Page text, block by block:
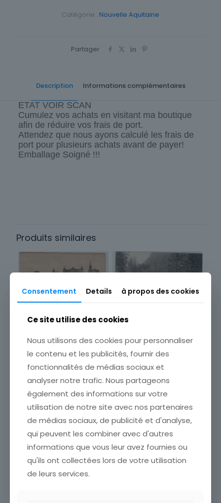
Catégorie : Nouvelle Aquitaine
Partager
Description Informations complémentaires
ETAT VOIR SCAN
Cumulez vos achats en visitant ma boutique
afin de réduire vos frais de port.
Attendez que nous ayons calculé les frais de
port pour plusieurs achats avant de payer!
Emballage Soigné !!!
Sous-thème
Ville
Produits similaires
CARTE POSTALE PAU LE
CHATREAU ET LES HOTELS
ETAT VOIR SCAN Cumulez
boutique afin de réduire
vos frais de port. Attendez
que nous ayons calculé les
frais de port[…]
2,00€
Ajouter au panier
DE CAUTERETS ROUTE DU
PONT D ESPAGNE
ETAT VOIR SCAN Cumulez
boutique afin de réduire
vos frais de port. Attendez
Consentement Details à propos des cookies
Ce site utilise des cookies
Nous utilisons des cookies pour personnaliser
le contenu et les publicités, fournir des
fonctionnalités de médias sociaux et
analyser notre trafic. Nous partageons
également des informations sur votre
utilisation de notre site avec nos partenaires
de médias sociaux, de publicité et d'analyse,
qui peuvent les combiner avec d'autres
informations que vous leur avez fournies ou
qu'ils ont collectées lors de votre utilisation
de leurs services.